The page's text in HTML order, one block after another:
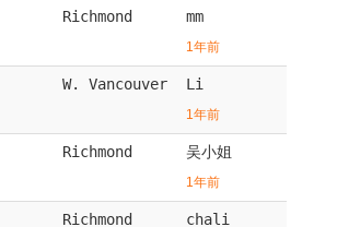
Richmond mm
1年前
W. Vancouver Li
1年前
Richmond 吴小姐
1年前
Richmond chali